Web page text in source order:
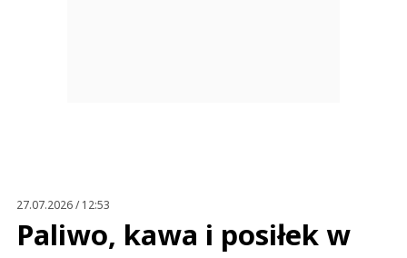
27.07.2026 / 12:53
Paliwo, kawa i posiłek w